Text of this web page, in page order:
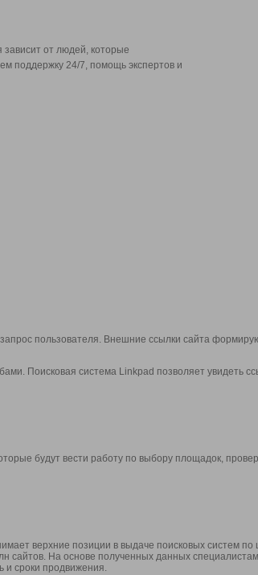
от людей, которые
поддержку 24/7, помощь экспертов и
пользователя. Внешние ссылки сайта
Поисковая система Linkpad позволяет увидеть
будут вести работу по выбору площадок,
верхние позиции в выдаче поисковых систем
сайтов. На основе полученных данных
и сроки продвижения.